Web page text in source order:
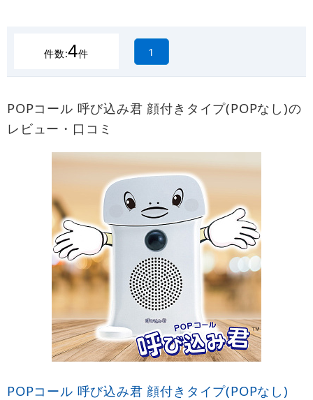
件数:4件 1
POPコール 呼び込み君 顔付きタイプ(POPなし)の
レビュー・口コミ
POPコール 呼び込み君 顔付きタイプ(POPなし)